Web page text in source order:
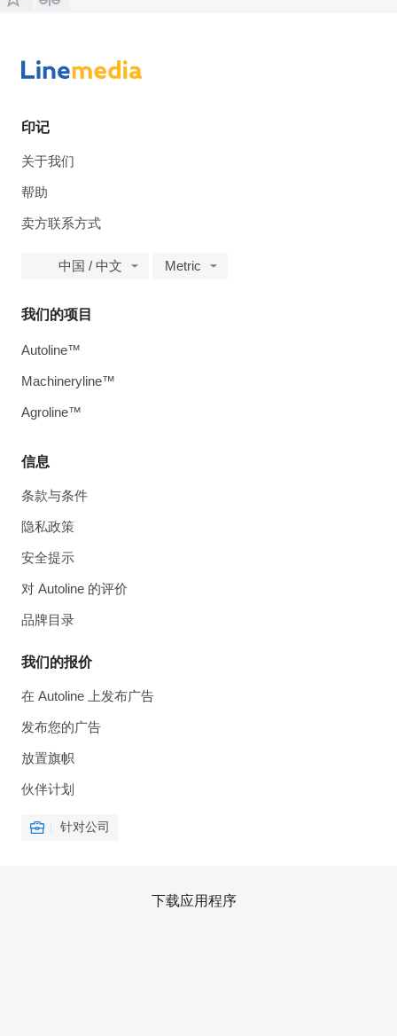
印记
关于我们
帮助
卖方联系方式
中国 / 中文 Metric
信息
条款与条件
隐私政策
安全提示
对 Autoline 的评价
品牌目录
我们的报价
在 Autoline 上发布广告
发布您的广告
放置旗帜
伙伴计划
针对公司
我们的项目
Autoline™
Machineryline™
Agroline™
下载应用程序